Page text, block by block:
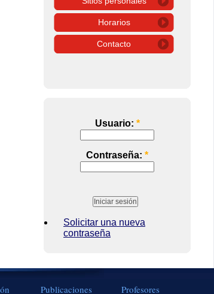
Horarios
Contacto
Usuario: *
Contraseña: *
Solicitar una nueva
contraseña
Publicaciones Profesores